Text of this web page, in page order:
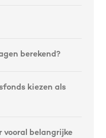
berekend?
kiezen als
vooral belangrijke